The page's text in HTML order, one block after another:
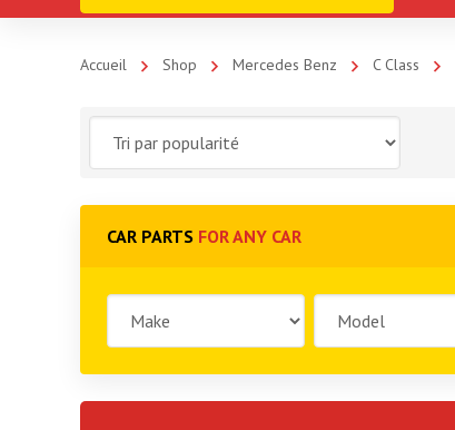
Accueil Shop Mercedes Benz C Class
CAR PARTS FOR ANY CAR